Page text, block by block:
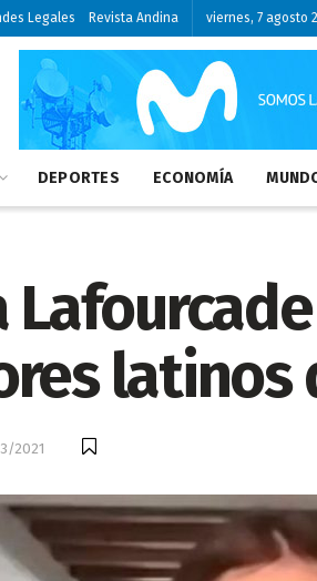
Legales Revista Andina viernes, 7 agosto
DEPORTES ECONOMÍA
latinos
2021